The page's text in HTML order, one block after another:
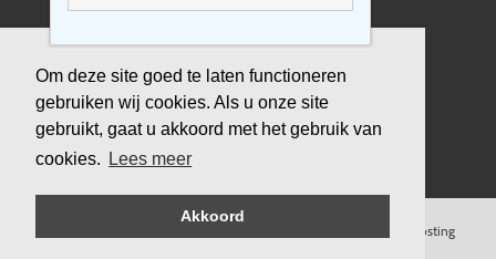
Om deze site goed te laten functioneren
gebruiken wij cookies. Als u onze site
gebruikt, gaat u akkoord met het gebruik van
cookies.
Lees meer
Akkoord
Verzekering
Duurzaamheid
Cloud hosting